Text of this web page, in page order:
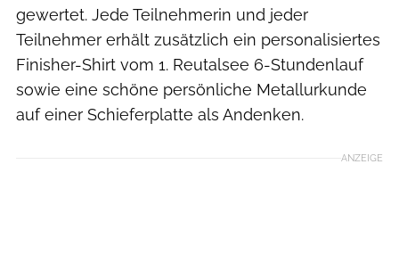
gewertet. Jede Teilnehmerin und jeder
Teilnehmer erhält zusätzlich ein personalisiertes
Finisher-Shirt vom 1. Reutalsee 6-Stundenlauf
sowie eine schöne persönliche Metallurkunde
auf einer Schieferplatte als Andenken.
ANZEIGE